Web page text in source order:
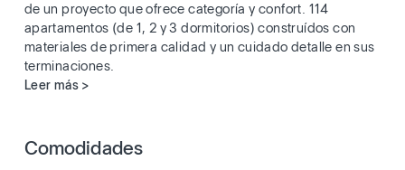
de un proyecto que ofrece categoría y confort. 114
apartamentos (de 1, 2 y 3 dormitorios) construídos con
materiales de primera calidad y un cuidado detalle en sus
terminaciones.
Leer más >
Comodidades